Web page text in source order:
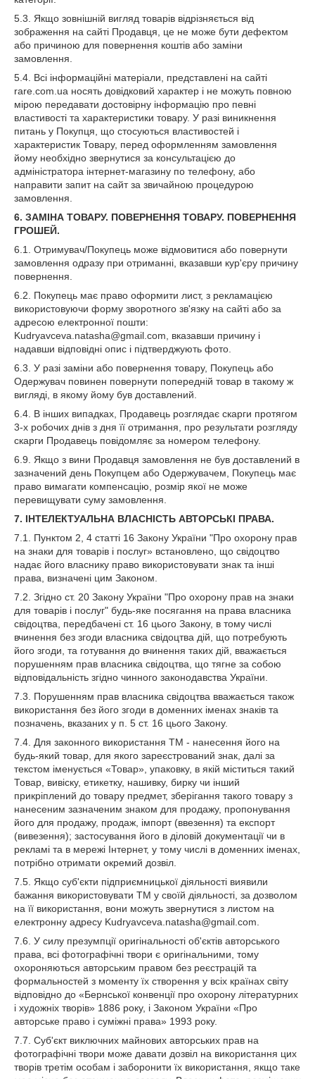
5.3. Якщо зовнішній вигляд товарів відрізняється від
зображення на сайті Продавця, це не може бути дефектом
або причиною для повернення коштів або заміни
замовлення.
5.4. Всі інформаційні матеріали, представлені на сайті
rare.com.ua носять довідковий характер і не можуть повною
мірою передавати достовірну інформацію про певні
властивості та характеристики товару. У разі виникнення
питань у Покупця, що стосуються властивостей і
характеристик Товару, перед оформленням замовлення
йому необхідно звернутися за консультацією до
адміністратора інтернет-магазину по телефону, або
направити запит на сайт за звичайною процедурою
замовлення.
6. ЗАМІНА ТОВАРУ. ПОВЕРНЕННЯ ТОВАРУ. ПОВЕРНЕННЯ
ГРОШЕЙ.
6.1. Отримувач/Покупець може відмовитися або повернути
замовлення одразу при отриманні, вказавши кур'єру причину
повернення.
6.2. Покупець має право оформити лист, з рекламацією
використовуючи форму зворотного зв'язку на сайті або за
адресою електронної пошти:
Kudryavceva.natasha@gmail.com, вказавши причину і
надавши відповідні опис і підтверджують фото.
6.3. У разі заміни або повернення товару, Покупець або
Одержувач повинен повернути попередній товар в такому ж
вигляді, в якому йому був доставлений.
6.4. В інших випадках, Продавець розглядає скарги протягом
3-х робочих днів з дня її отримання, про результати розгляду
скарги Продавець повідомляє за номером телефону.
6.9. Якщо з вини Продавця замовлення не був доставлений в
зазначений день Покупцем або Одержувачем, Покупець має
право вимагати компенсацію, розмір якої не може
перевищувати суму замовлення.
7. ІНТЕЛЕКТУАЛЬНА ВЛАСНІСТЬ АВТОРСЬКІ ПРАВА.
7.1. Пунктом 2, 4 статті 16 Закону України "Про охорону прав
на знаки для товарів і послуг» встановлено, що свідоцтво
надає його власнику право використовувати знак та інші
права, визначені цим Законом.
7.2. Згідно ст. 20 Закону України "Про охорону прав на знаки
для товарів і послуг" будь-яке посягання на права власника
свідоцтва, передбачені ст. 16 цього Закону, в тому числі
вчинення без згоди власника свідоцтва дій, що потребують
його згоди, та готування до вчинення таких дій, вважається
порушенням прав власника свідоцтва, що тягне за собою
відповідальність згідно чинного законодавства України.
7.3. Порушенням прав власника свідоцтва вважається також
використання без його згоди в доменних іменах знаків та
позначень, вказаних у п. 5 ст. 16 цього Закону.
7.4. Для законного використання ТМ - нанесення його на
будь-який товар, для якого зареєстрований знак, далі за
текстом іменується «Товар», упаковку, в якій міститься такий
Товар, вивіску, етикетку, нашивку, бирку чи інший
прикріплений до товару предмет, зберігання такого товару з
нанесеним зазначеним знаком для продажу, пропонування
його для продажу, продаж, імпорт (ввезення) та експорт
(вивезення); застосування його в діловій документації чи в
рекламі та в мережі Інтернет, у тому числі в доменних іменах,
потрібно отримати окремий дозвіл.
7.5. Якщо суб'єкти підприємницької діяльності виявили
бажання використовувати ТМ у своїй діяльності, за дозволом
на її використання, вони можуть звернутися з листом на
електронну адресу Kudryavceva.natasha@gmail.com.
7.6. У силу презумпції оригінальності об'єктів авторського
права, всі фотографічні твори є оригінальними, тому
охороняються авторським правом без реєстрацій та
формальностей з моменту їх створення у всіх країнах світу
відповідно до «Бернської конвенції про охорону літературних
і художніх творів» 1886 року, і Законом України «Про
авторське право і суміжні права» 1993 року.
7.7. Суб'єкт виключних майнових авторських прав на
фотографічні твори може давати дозвіл на використання цих
творів третім особам і заборонити їх використання, якщо таке